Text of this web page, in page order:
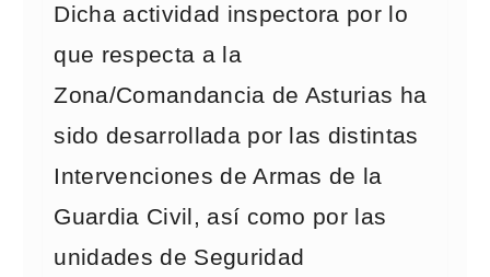
Dicha actividad inspectora por lo
que respecta a la
Zona/Comandancia de Asturias ha
sido desarrollada por las distintas
Intervenciones de Armas de la
Guardia Civil, así como por las
unidades de Seguridad